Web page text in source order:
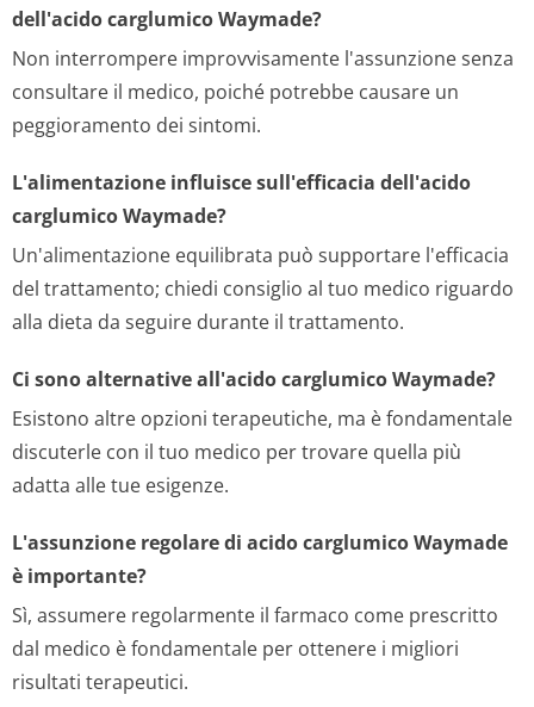
dell'acido carglumico Waymade?
Non interrompere improvvisamente l'assunzione senza
consultare il medico, poiché potrebbe causare un
peggioramento dei sintomi.
L'alimentazione influisce sull'efficacia dell'acido
carglumico Waymade?
Un'alimentazione equilibrata può supportare l'efficacia
del trattamento; chiedi consiglio al tuo medico riguardo
alla dieta da seguire durante il trattamento.
Ci sono alternative all'acido carglumico Waymade?
Esistono altre opzioni terapeutiche, ma è fondamentale
discuterle con il tuo medico per trovare quella più
adatta alle tue esigenze.
L'assunzione regolare di acido carglumico Waymade
è importante?
Sì, assumere regolarmente il farmaco come prescritto
dal medico è fondamentale per ottenere i migliori
risultati terapeutici.